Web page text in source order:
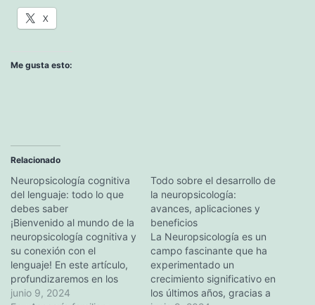
X
Me gusta esto:
Relacionado
Neuropsicología cognitiva
del lenguaje: todo lo que
debes saber
¡Bienvenido al mundo de la
neuropsicología cognitiva y
su conexión con el
lenguaje! En este artículo,
profundizaremos en los
componentes del lenguaje,
junio 9, 2024
Todo sobre el desarrollo de
la neuropsicología:
avances, aplicaciones y
beneficios
La Neuropsicología es un
campo fascinante que ha
experimentado un
crecimiento significativo en
los últimos años, gracias a